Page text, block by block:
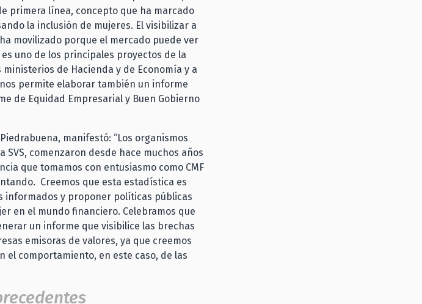
primera línea, concepto que ha marcado
la inclusión de mujeres. El visibilizar a
movilizado porque el mercado puede ver
uno de los principales proyectos de la
de Hacienda y de Economía y a
permite elaborar también un informe
de Equidad Empresarial y Buen Gobierno
manifestó: “Los organismos
SVS, comenzaron desde hace muchos años
que tomamos con entusiasmo como CMF
Creemos que esta estadística es
y proponer políticas públicas
en el mundo financiero. Celebramos que
un informe que visibilice las brechas
emisoras de valores, ya que creemos
el comportamiento, en este caso, de las